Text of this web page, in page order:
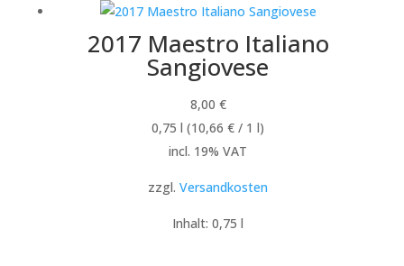
2017 Maestro Italiano
Sangiovese
8,00 €
0,75 l (10,66€ / 1l)
incl. 19% VAT
zzgl.Versandkosten
Inhalt: 0,75l